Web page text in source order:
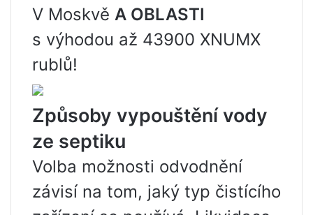
V Moskvě A OBLASTI
s výhodou až 43900 XNUMX
rublů!
Způsoby vypouštění vody
ze septiku
Volba možnosti odvodnění
závisí na tom, jaký typ čistícího